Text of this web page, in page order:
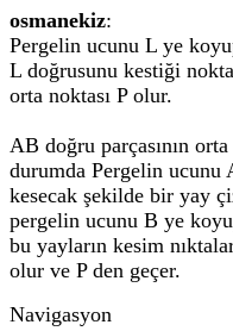
osmanekiz:
Pergelin ucunu L ye
L doğrusunu kestiği
orta noktası P olur.
AB doğru parçasının
durumda Pergelin ucunu
kesecak şekilde bir yay
pergelin ucunu B ye
bu yayların kesim
olur ve P den geçer.
Navigasyon